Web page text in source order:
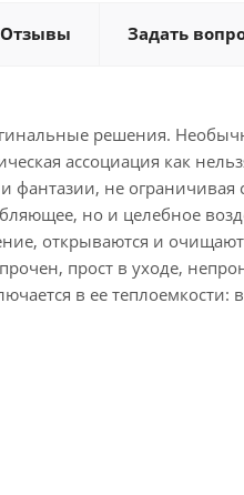
Отзывы Задать
решения.
ассоциация как
фантазии, не
но и целебное
открываются и
прост в уходе,
в ее теплоемкости: